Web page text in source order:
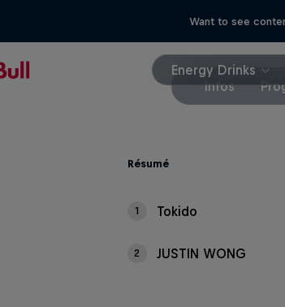
Want to see
Energy Drinks
Infos
Résumé
1 Tokido
2 JUSTIN WONG